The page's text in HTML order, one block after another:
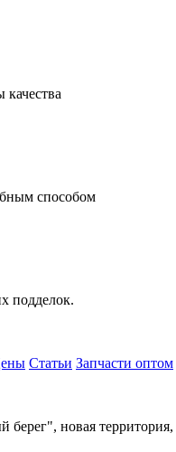
способом
подделок.
Статьи Запчасти оптом
новая территория,